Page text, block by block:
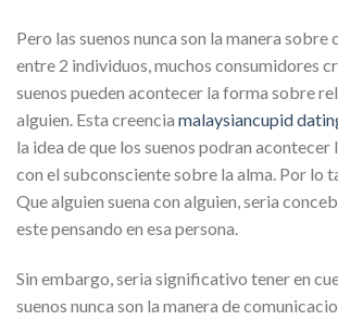
Pero las suenos nunca son la manera sobre
entre 2 individuos, muchos consumidores
suenos pueden acontecer la forma sobre
alguien. Esta creencia malaysiancupid
la idea de que los suenos podran acontecer
con el subconsciente sobre la alma. Por lo
Que alguien suena con alguien, seri­a
este pensando en esa persona.
Sin embargo, seri­a significativo tener en
suenos nunca son la manera de